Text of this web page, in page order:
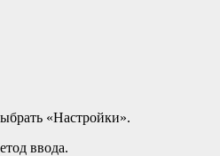
«Настройки».
ввода.